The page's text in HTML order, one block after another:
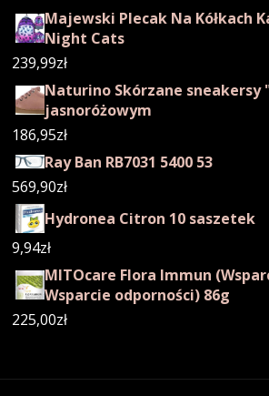
Majewski Plecak Na Kółkach
Night Cats
239,99zł
Naturino Skórzane sneakersy
jasnoróżowym
186,95zł
Ray Ban RB7031 5400 53
569,90zł
Hydronea Citron 10 saszetek
9,94zł
MITOcare Flora Immun
Wsparcie odporności) 86g
225,00zł